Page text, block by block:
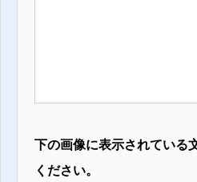
下の画像に表示されている
ください。